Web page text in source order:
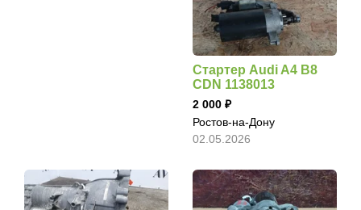
Стартер Audi A4 B8
CDN 1138013
2 000
Ростов-на-Дону
02.05.2026